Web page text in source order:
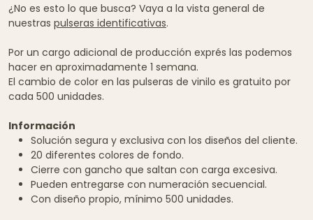
¿No es esto lo que busca? Vaya a la vista general de
nuestras pulseras identificativas.
Por un cargo adicional de producción exprés las podemos
hacer en aproximadamente 1 semana.
El cambio de color en las pulseras de vinilo es gratuito por
cada 500 unidades.
Información
Solución segura y exclusiva con los diseños del cliente.
20 diferentes colores de fondo.
Cierre con gancho que saltan con carga excesiva.
Pueden entregarse con numeración secuencial.
Con diseño propio, mínimo 500 unidades.